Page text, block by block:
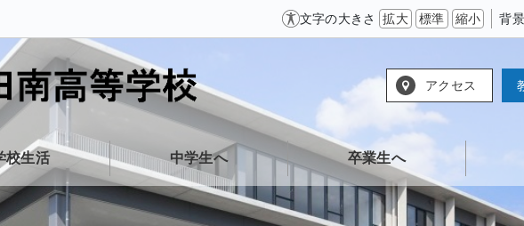
文字の大きさ 拡大 標準 縮小 背
アクセス
校生活 中学生へ 卒業生へ